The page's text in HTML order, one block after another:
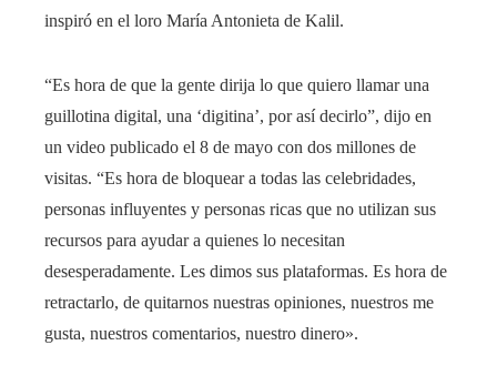
inspiró en el loro María Antonieta de Kalil.
“Es hora de que la gente dirija lo que quiero llamar una
guillotina digital, una ‘digitina’, por así decirlo”, dijo en
un video publicado el 8 de mayo con dos millones de
visitas. “Es hora de bloquear a todas las celebridades,
personas influyentes y personas ricas que no utilizan sus
recursos para ayudar a quienes lo necesitan
desesperadamente. Les dimos sus plataformas. Es hora de
retractarlo, de quitarnos nuestras opiniones, nuestros me
gusta, nuestros comentarios, nuestro dinero».